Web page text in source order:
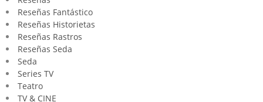
Reseñas Fantástico
Reseñas Historietas
Reseñas Rastros
Reseñas Seda
Seda
Series TV
Teatro
TV & CINE